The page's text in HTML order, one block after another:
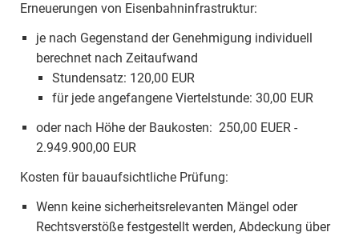
Erneuerungen von Eisenbahninfrastruktur:
je nach Gegenstand der Genehmigung individuell
berechnet nach Zeitaufwand
Stundensatz: 120,00 EUR
für jede angefangene Viertelstunde: 30,00 EUR
oder nach Höhe der Baukosten: 250,00 EUER -
2.949.900,00 EUR
Kosten für bauaufsichtliche Prüfung:
Wenn keine sicherheitsrelevanten Mängel oder
Rechtsverstöße festgestellt werden, Abdeckung über